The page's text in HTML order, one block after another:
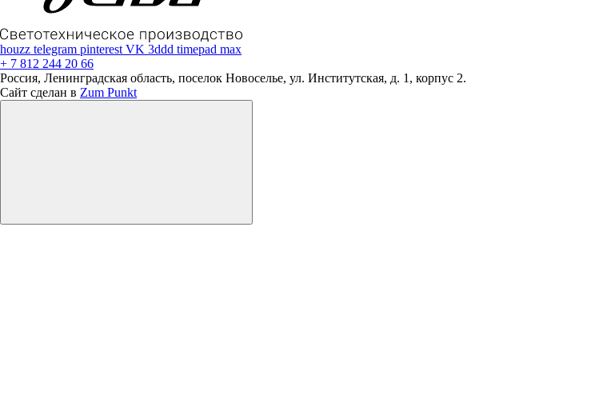
houzz telegram pinterestVK 3ddd timepad max
+ 7 812 244 20 66
Россия, Ленинградская область, поселок Новоселье, ул. Институтская, д. 1, корпус 2.
Сайт сделан в Zum Punkt